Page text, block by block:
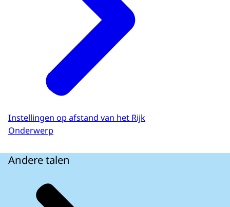
Instellingen op afstand van het Rijk
Onderwerp
Andere talen